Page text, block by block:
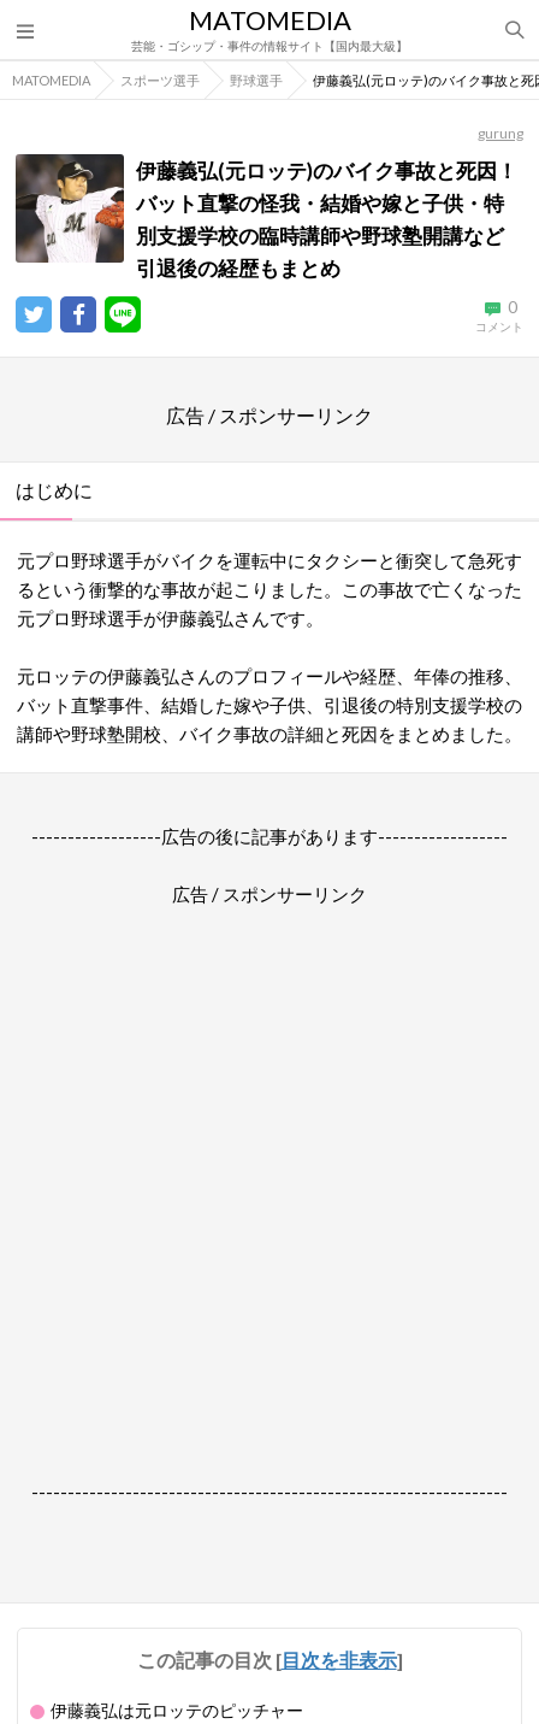
MATOMEDIA
芸能・ゴシップ・事件の情報サイト【国内最大級】
MATOMEDIA スポーツ選手 野球選手 伊藤義弘(元ロッテ)のバイク事故と
gurung
伊藤義弘(元ロッテ)のバイク事故と死因！
バット直撃の怪我・結婚や嫁と子供・特
別支援学校の臨時講師や野球塾開講など
引退後の経歴もまとめ
0
コメント
広告 / スポンサーリンク
はじめに
元プロ野球選手がバイクを運転中にタクシーと衝突して急死す
るという衝撃的な事故が起こりました。この事故で亡くなった
元プロ野球選手が伊藤義弘さんです。
元ロッテの伊藤義弘さんのプロフィールや経歴、年俸の推移、
バット直撃事件、結婚した嫁や子供、引退後の特別支援学校の
講師や野球塾開校、バイク事故の詳細と死因をまとめました。
------------------広告の後に記事があります------------------
広告 / スポンサーリンク
------------------------------------------------------------------
この記事の目次 [目次を非表示]
伊藤義弘は元ロッテのピッチャー